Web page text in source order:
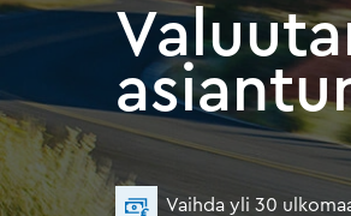
Vaihda yli 30